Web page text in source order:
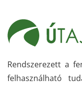
Rendszerezett a
felhasználható